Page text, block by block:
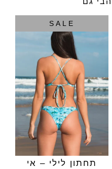
SALE
תחתון לילי – אי